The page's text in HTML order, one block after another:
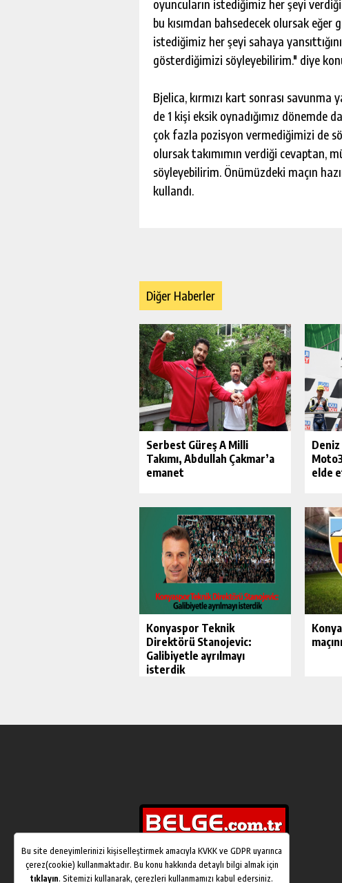
oyuncuların istediğimiz her şeyi verdiği
bu kısımdan bahsedecek olursak
istediğimiz her şeyi sahaya
gösterdiğimizi söyleyebilirim." diye
Bjelica, kırmızı kart sonrası
de 1 kişi eksik oynadığımız dönemde
çok fazla pozisyon vermediğimizi de
olursak takımımın verdiği cevaptan,
söyleyebilirim. Önümüzdeki maçın
kullandı.
Diğer Haberler
Serbest Güreş A Milli
Takımı, Abdullah Çakmar’a
emanet
elde
Konyaspor Teknik
Direktörü Stanojevic:
Galibiyetle ayrılmayı
isterdik
Bu site deneyimlerinizi kişiselleştirmek amacıyla KVKK ve GDPR uyarınca
çerez(cookie) kullanmaktadır. Bu konu hakkında detaylı bilgi almak için
tıklayın. Sitemizi kullanarak, çerezleri kullanmamızı kabul edersiniz.